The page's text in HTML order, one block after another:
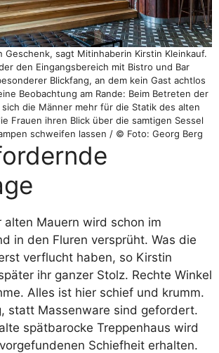
Geschenk, sagt Mitinhaberin Kirstin Kleinkauf.
den Eingangsbereich mit Bistro und Bar
Blickfang, an dem kein Gast achtlos
Beobachtung am Rande: Beim Betreten der
die Männer mehr für die Statik des alten
Frauen ihren Blick über die samtigen Sessel
schweifen lassen / © Foto: Georg Berg
alten Mauern wird schon im
in den Fluren versprüht. Was die
verflucht haben, so Kirstin
ihr ganzer Stolz. Rechte Winkel
Alles ist hier schief und krumm.
statt Massenware sind gefordert.
spätbarocke Treppenhaus wird
Schiefheit erhalten.